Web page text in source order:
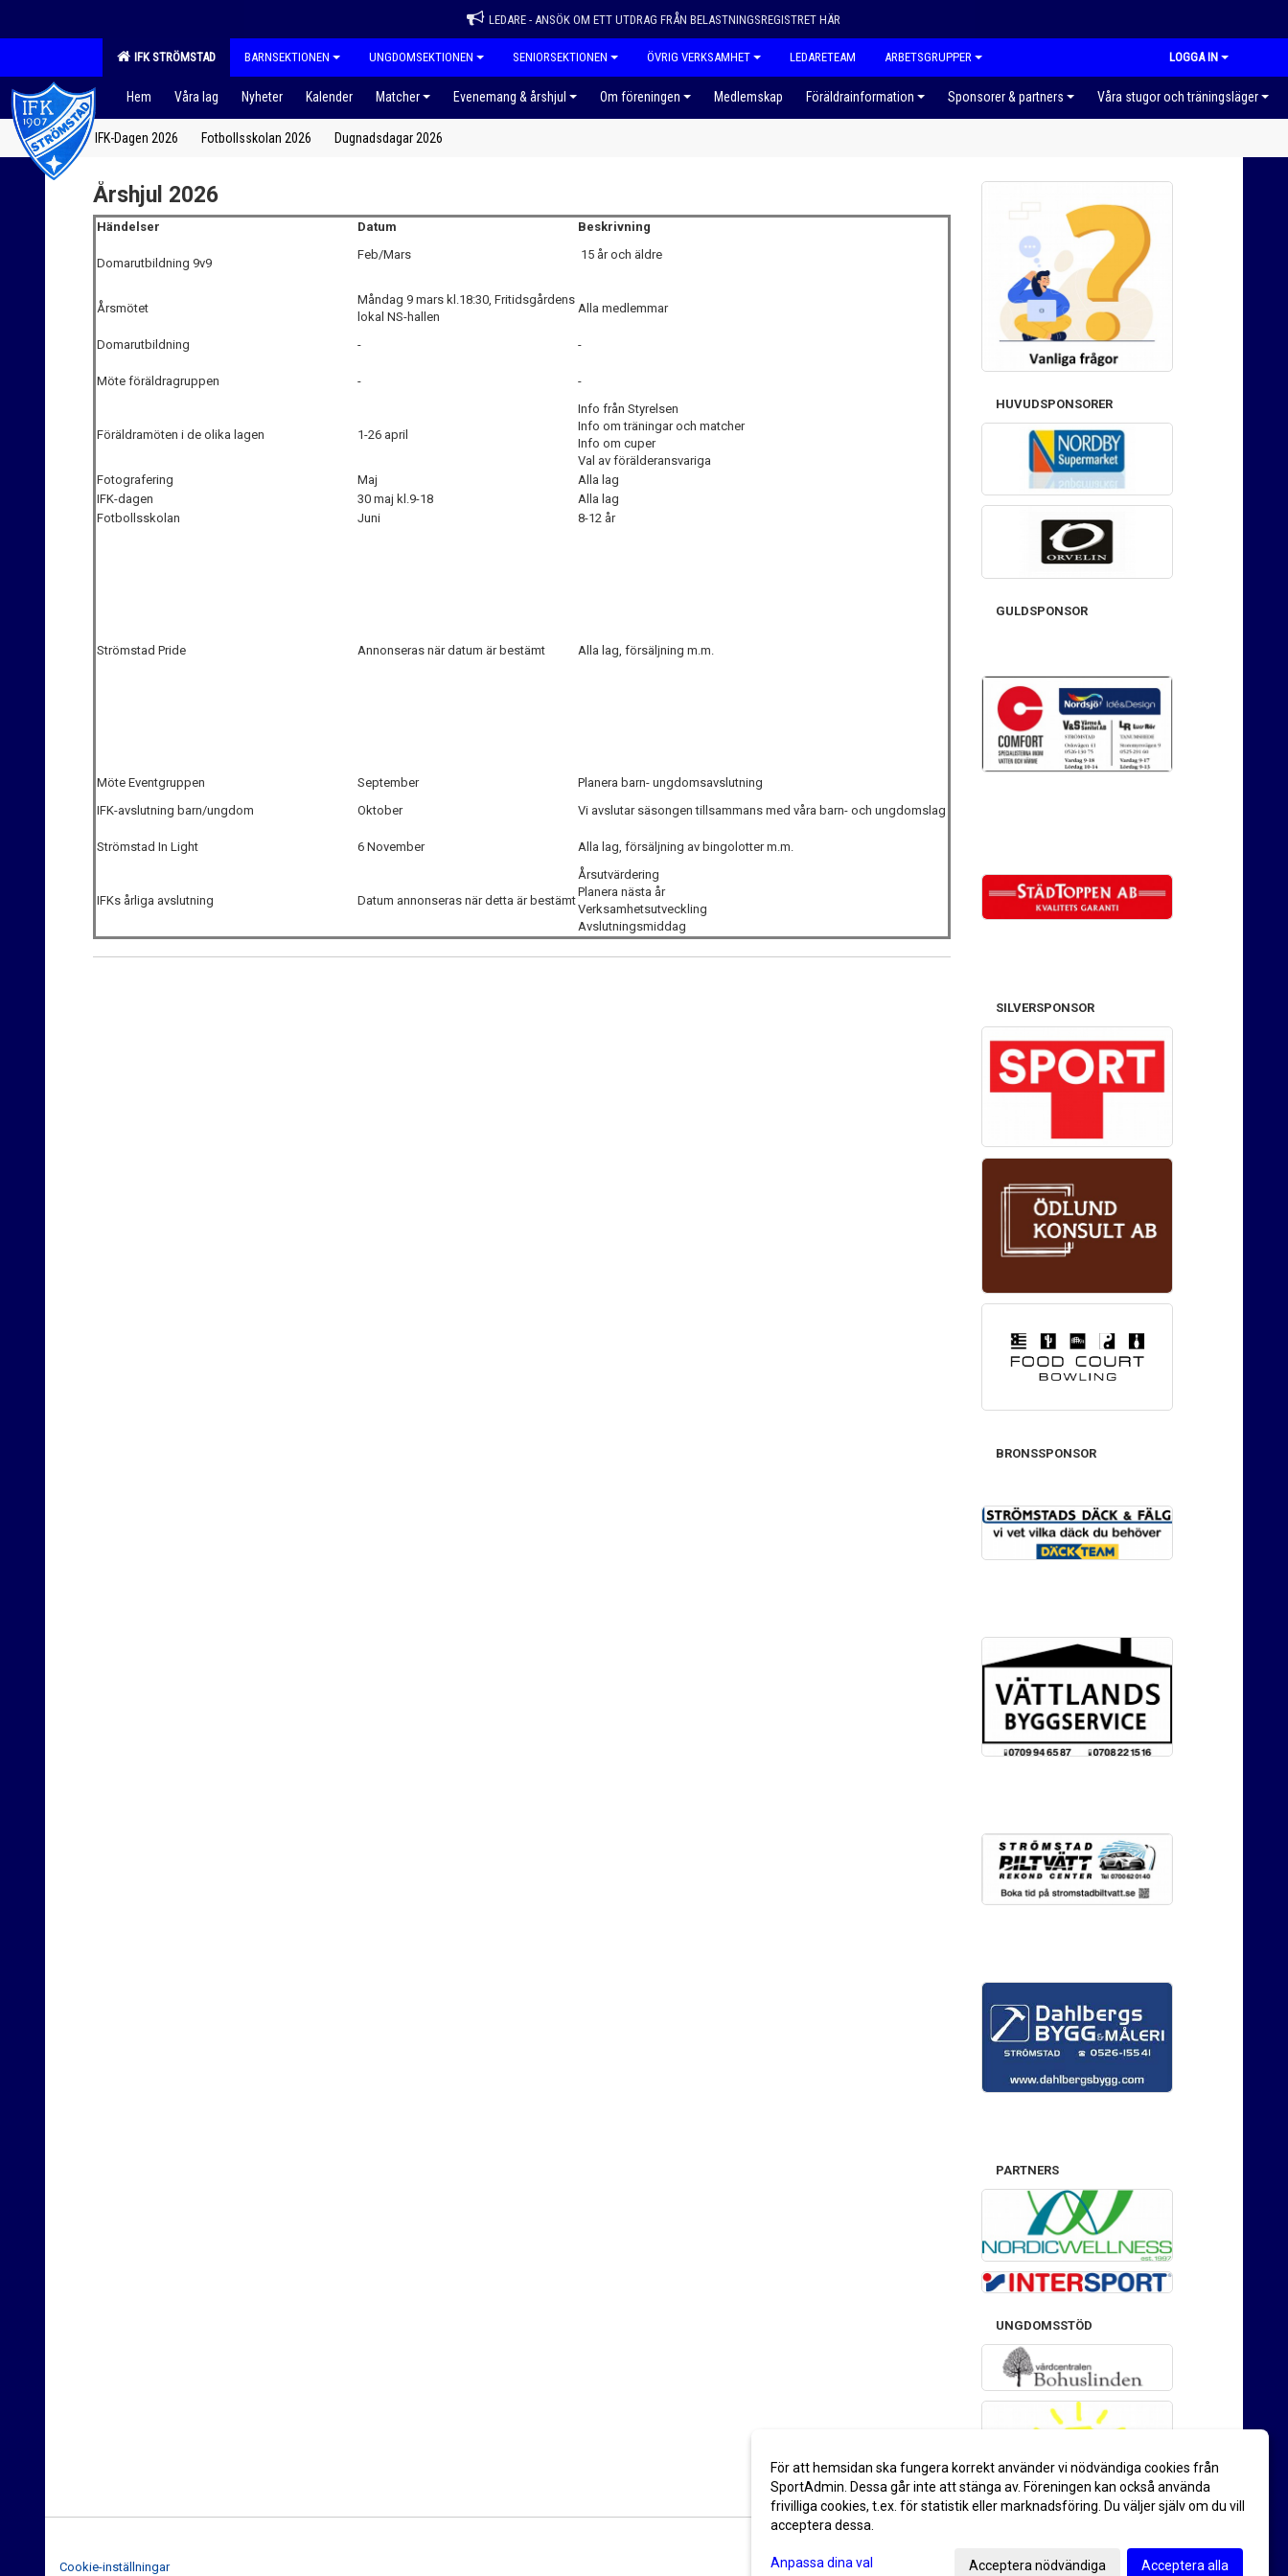
LEDARE - ANSÖK OM ETT UTDRAG FRÅN BELASTNINGSREGISTRET HÄR
IFK STRÖMSTAD BARNSEKTIONEN UNGDOMSEKTIONEN SENIORSEKTIONEN ÖVRIG VERKSAMHET LEDARETEAM ARBETSGRUPPER LOGGA IN
Hem Våra lag Nyheter Kalender Matcher Evenemang & årshjul Om föreningen Medlemskap Föräldrainformation Sponsorer & partners Våra stugor och träningsläger
IFK-Dagen 2026 Fotbollsskolan 2026 Dugnadsdagar 2026
Årshjul 2026
Händelser Datum Beskrivning
Domarutbildning 9v9
Feb/Mars 15 år och äldre
Årsmötet
Måndag 9 mars kl.18:30, Fritidsgårdens
lokal NS-hallen
Alla medlemmar
Domarutbildning - -
Möte föräldragruppen - -
Föräldramöten i de olika lagen 1-26 april
Info från Styrelsen
Info om träningar och matcher
Info om cuper
Val av förälderansvariga
Fotografering
Maj
Alla lag
IFK-dagen
30 maj kl.9-18
Alla lag
Fotbollsskolan
Juni 8-12 år
Strömstad Pride Annonseras när datum är bestämt Alla lag, försäljning m.m.
Möte Eventgruppen September
Planera barn- ungdomsavslutning
IFK-avslutning barn/ungdom
Oktober Vi avslutar säsongen tillsammans med våra barn- och ungdomslag
Strömstad In Light 6 November Alla lag, försäljning av bingolotter m.m.
IFKs årliga avslutning Datum annonseras när detta är bestämt
Årsutvärdering
Planera nästa år
Verksamhetsutveckling
Avslutningsmiddag
HUVUDSPONSORER
GULDSPONSOR
SILVERSPONSOR
BRONSSPONSOR
PARTNERS
UNGDOMSSTÖD
Cookie-inställningar
För att hemsidan ska fungera korrekt använder vi nödvändiga cookies från
SportAdmin. Dessa går inte att stänga av. Föreningen kan också använda
frivilliga cookies, t.ex. för statistik eller marknadsföring. Du väljer själv om du vill
acceptera dessa.
Anpassa dina val Acceptera nödvändiga Acceptera alla